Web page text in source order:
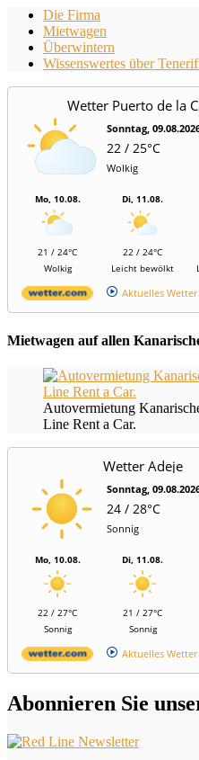
Die Firma
Mietwagen
Überwintern
Wissenswertes über
Wetter Puerto de la
Sonntag,
22 / 25°C
Wolkig
Mo, 10.08.
21 / 24°C
Wolkig
Di, 11.08.
22 / 24°C
Leicht bewölkt
Aktuelles
Mietwagen auf allen
Autovermietung
Line Rent a Car.
Wetter Adeje
Sonntag,
24 / 28°C
Sonnig
Mo, 10.08.
22 / 27°C
Sonnig
Di, 11.08.
21 / 27°C
Sonnig
Aktuelles
Abonnieren Sie